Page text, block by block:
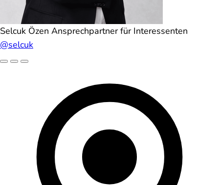
Selcuk Özen Ansprechpartner für Interessenten
@selcuk